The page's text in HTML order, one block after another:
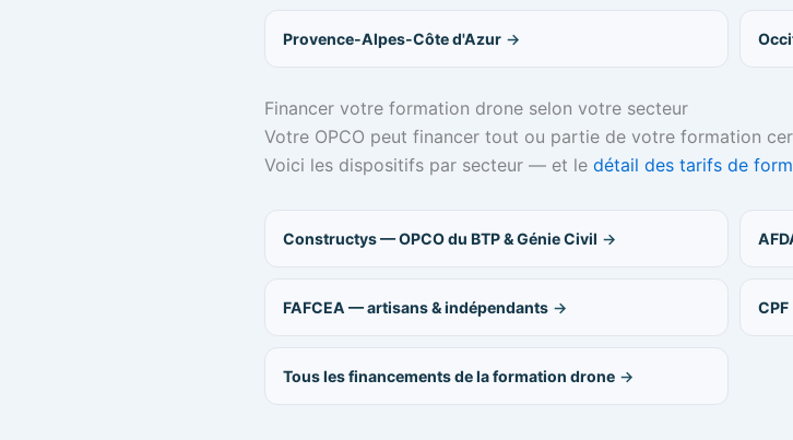
Provence-Alpes-Côte d'Azur
Financer votre formation drone selon votre secteur
Votre OPCO peut financer tout ou partie de votre formation
Voici les dispositifs par secteur — et le détail des tarifs de
Constructys — OPCO du BTP & Génie Civil
FAFCEA — artisans & indépendants
Tous les financements de la formation drone